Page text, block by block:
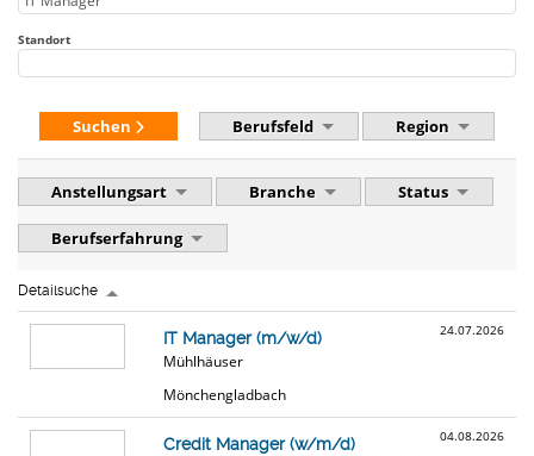
Standort
Suchen Berufsfeld Region
Anstellungsart Branche Status
Berufserfahrung
Detailsuche
24.07.2026
IT Manager (m/w/d)
Mühlhäuser
Mönchengladbach
04.08.2026
Credit Manager (w/m/d)